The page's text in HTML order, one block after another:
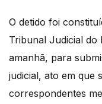
O detido foi
Tribunal Judicial do
amanhã, para
judicial, ato em que
correspondentes